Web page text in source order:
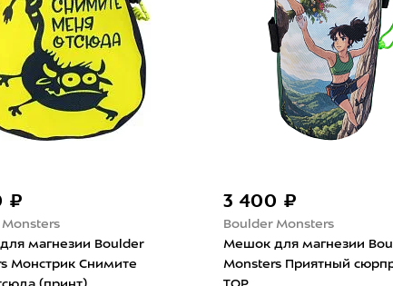
₽
магнезии Boulder
Монстрик Снимите
3 400 ₽
Boulder Monsters
Мешок для магнезии
Monsters Приятный